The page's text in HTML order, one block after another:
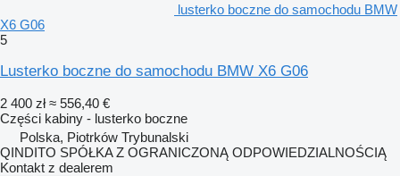
lusterko boczne do samochodu BMW
X6 G06
5
Lusterko boczne do samochodu BMW X6 G06
2 400 zł ≈ 556,40 €
Części kabiny - lusterko boczne
Polska, Piotrków Trybunalski
QINDITO SPÓŁKA Z OGRANICZONĄ ODPOWIEDZIALNOŚCIĄ
Kontakt z dealerem